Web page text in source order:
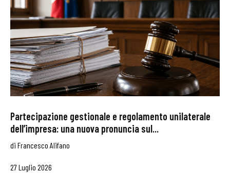
Partecipazione gestionale e regolamento unilaterale
dell’impresa: una nuova pronuncia sul...
di Francesco Alifano
27 Luglio 2026